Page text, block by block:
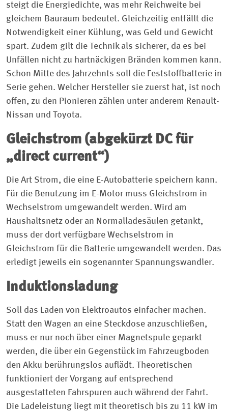
steigt die Energiedichte, was mehr Reichweite bei
gleichem Bauraum bedeutet. Gleichzeitig entfällt die
Notwendigkeit einer Kühlung, was Geld und Gewicht
spart. Zudem gilt die Technik als sicherer, da es bei
Unfällen nicht zu hartnäckigen Bränden kommen kann.
Schon Mitte des Jahrzehnts soll die Feststoffbatterie in
Serie gehen. Welcher Hersteller sie zuerst hat, ist noch
offen, zu den Pionieren zählen unter anderem Renault-
Nissan und Toyota.
Gleichstrom (abgekürzt DC für
„direct current“)
Die Art Strom, die eine E-Autobatterie speichern kann.
Für die Benutzung im E-Motor muss Gleichstrom in
Wechselstrom umgewandelt werden. Wird am
Haushaltsnetz oder an Normalladesäulen getankt,
muss der dort verfügbare Wechselstrom in
Gleichstrom für die Batterie umgewandelt werden. Das
erledigt jeweils ein sogenannter Spannungswandler.
Induktionsladung
Soll das Laden von Elektroautos einfacher machen.
Statt den Wagen an eine Steckdose anzuschließen,
muss er nur noch über einer Magnetspule geparkt
werden, die über ein Gegenstück im Fahrzeugboden
den Akku berührungslos auflädt. Theoretischen
funktioniert der Vorgang auf entsprechend
ausgestatteten Fahrspuren auch während der Fahrt.
Die Ladeleistung liegt mit theoretisch bis zu 11 kW im